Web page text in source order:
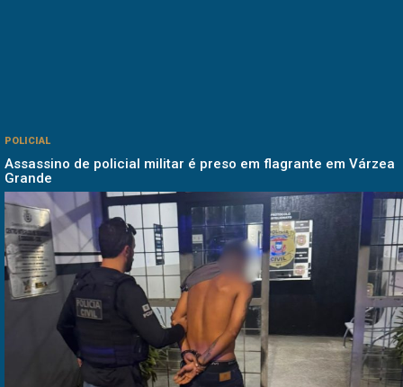
POLICIAL
Assassino de policial militar é preso em flagrante em Várzea
Grande